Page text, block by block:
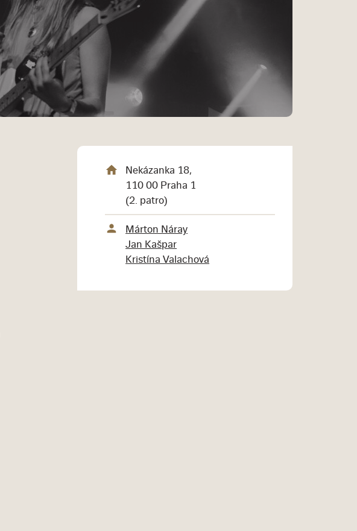
Nekázanka 18,
110 00 Praha 1
(2. patro)
Márton Náray
Jan Kašpar
Kristína Valachová